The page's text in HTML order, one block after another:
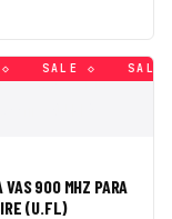
SALE ◇ SALE
CESTA
900 MHZ PARA
(U.FL)